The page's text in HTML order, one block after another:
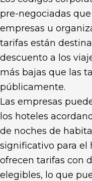
pre-negociadas
empresas u
tarifas están
descuento a los
más bajas que las
públicamente.
Las empresas
los hoteles
de noches de
significativo para el
ofrecen tarifas con
elegibles, lo que